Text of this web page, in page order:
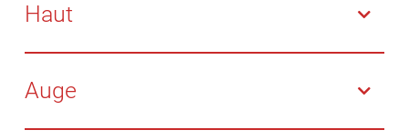
Haut
In der äußeren Hautschicht stabilisiert Hyaluron das
Bindegewebe. Zusammen mit Kollagen und Elastin
gibt es unserer Haut Festigkeit und Elastizität. Je älter
wir werden, umso mehr nimmt der Hyaluronsäure-
Auge
Hyaluronsäure sorgt im Auge für einen glasklaren